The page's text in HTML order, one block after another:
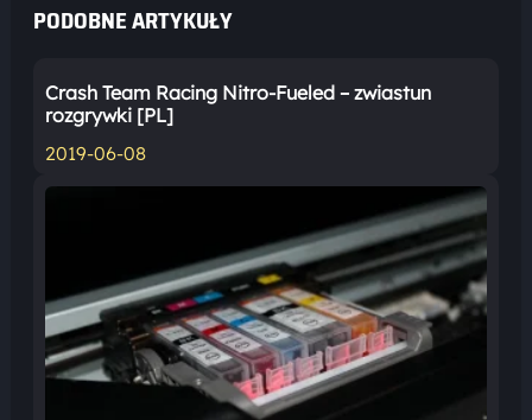
PODOBNE ARTYKUŁY
Crash Team Racing Nitro-Fueled – zwiastun
rozgrywki [PL]
2019-06-08